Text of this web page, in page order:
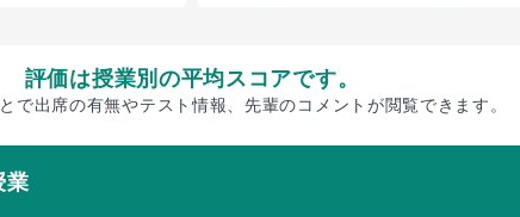
評価は授業別の平均スコアです。
で出席の有無やテスト情報、先輩のコメントが閲覧できます。
業